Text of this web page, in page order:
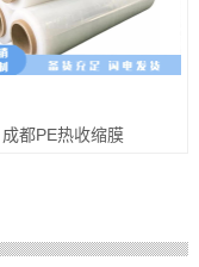
成都PE热收缩膜